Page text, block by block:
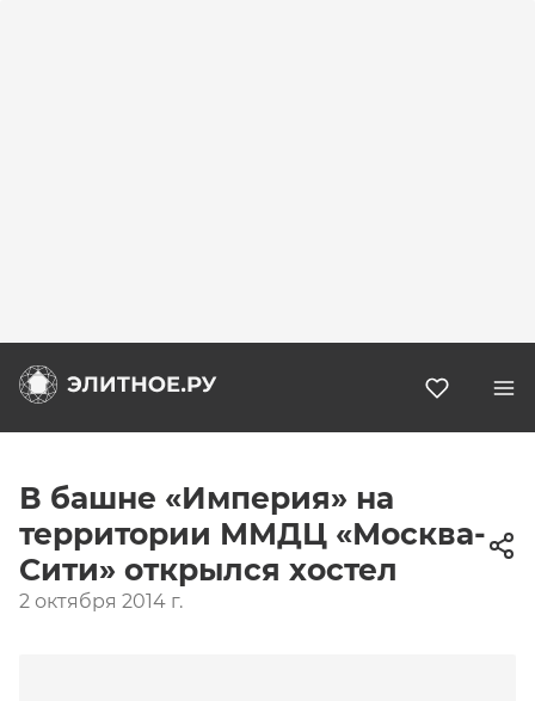
В башне «Империя» на
территории ММДЦ «Москва-
Сити» открылся хостел
2 октября 2014 г.